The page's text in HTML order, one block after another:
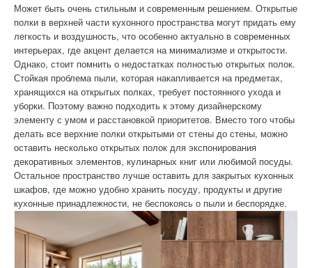
Может быть очень стильным и современным решением. Открытые
полки в верхней части кухонного пространства могут придать ему
легкость и воздушность, что особенно актуально в современных
интерьерах, где акцент делается на минимализме и открытости.
Однако, стоит помнить о недостатках полностью открытых полок.
Стойкая проблема пыли, которая накапливается на предметах,
хранящихся на открытых полках, требует постоянного ухода и
уборки. Поэтому важно подходить к этому дизайнерскому
элементу с умом и расстановкой приоритетов. Вместо того чтобы
делать все верхние полки открытыми от стены до стены, можно
оставить несколько открытых полок для экспонирования
декоративных элементов, кулинарных книг или любимой посуды.
Остальное пространство лучше оставить для закрытых кухонных
шкафов, где можно удобно хранить посуду, продукты и другие
кухонные принадлежности, не беспокоясь о пыли и беспорядке.